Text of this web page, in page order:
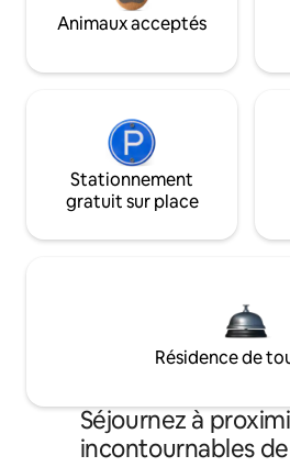
Animaux acceptés
Stationnement
gratuit sur place
Résidence de
Séjournez à
incontournables